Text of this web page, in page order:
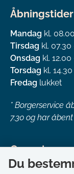
Åbningstider
Mandag kl.
Tirsdag kl. 07.30
Onsdag kl.
Torsdag kl.
Fredag lukket
* Borgerservice
7.30 og har
Genveje
Du